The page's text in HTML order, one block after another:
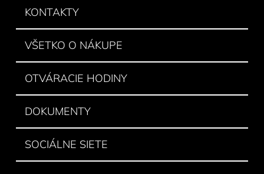
KONTAKTY
VŠETKO O NÁKUPE
OTVÁRACIE HODINY
DOKUMENTY
SOCIÁLNE SIETE